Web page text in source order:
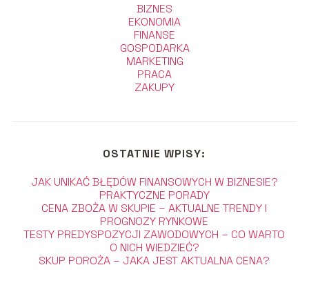
BIZNES
EKONOMIA
FINANSE
GOSPODARKA
MARKETING
PRACA
ZAKUPY
OSTATNIE WPISY:
JAK UNIKAĆ BŁĘDÓW FINANSOWYCH W BIZNESIE?
PRAKTYCZNE PORADY
CENA ZBOŻA W SKUPIE – AKTUALNE TRENDY I
PROGNOZY RYNKOWE
TESTY PREDYSPOZYCJI ZAWODOWYCH – CO WARTO
O NICH WIEDZIEĆ?
SKUP POROŻA – JAKA JEST AKTUALNA CENA?